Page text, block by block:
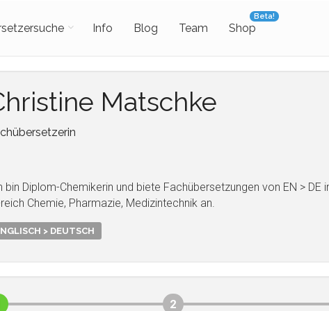
Info Blog Team Shop
Beta!
Matschke
bin Diplom-Chemikerin und biete Fachübersetzungen von EN > DE
Chemie, Pharmazie, Medizintechnik an.
> DEUTSCH
2